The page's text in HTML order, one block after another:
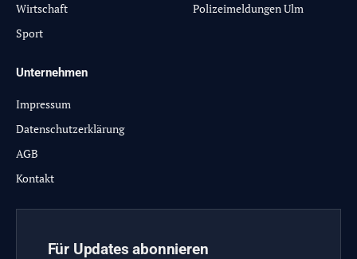
Wirtschaft
Sport
Polizeimeldungen Ulm
Unternehmen
Impressum
Datenschutzerklärung
AGB
Kontakt
Für Updates abonnieren